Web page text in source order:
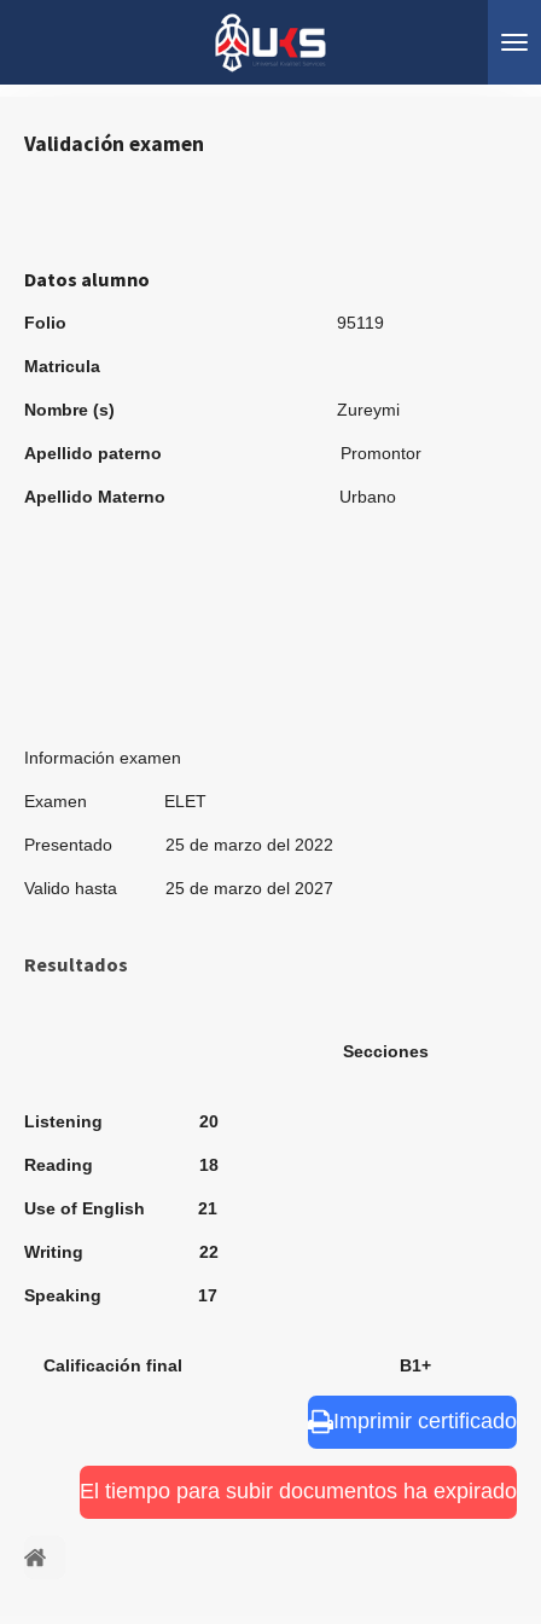
Validación examen
Datos alumno
Folio 95119
Matricula
Nombre (s) Zureymi
Apellido paterno Promontor
Apellido Materno Urbano
Información examen
Examen ELET
Presentado 25 de marzo del 2022
Valido hasta 25 de marzo del 2027
Resultados
Secciones
Listening 20
Reading 18
Use of English 21
Writing 22
Speaking 17
Calificación final B1+
Imprimir certificado
El tiempo para subir documentos ha expirado